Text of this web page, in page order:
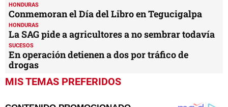
HONDURAS
Conmemoran el Día del Libro en Tegucigalpa
HONDURAS
La SAG pide a agricultores a no sembrar todavía
SUCESOS
En operación detienen a dos por tráfico de
drogas
MIS TEMAS PREFERIDOS